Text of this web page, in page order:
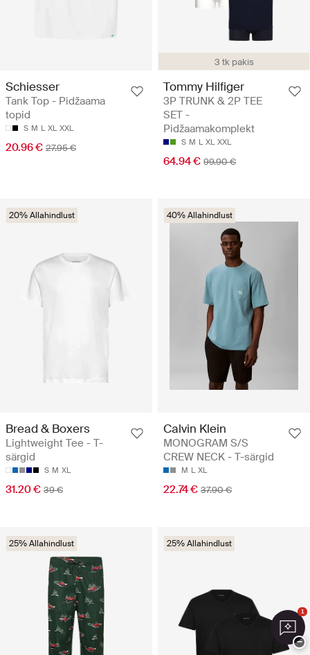
Schiesser
Tank Top - Pidžaama
topid
S M L XL XXL
20.96 € 27.95 €
3 tk pakis
Tommy Hilfiger
3P TRUNK & 2P TEE
SET -
Pidžaamakomplekt
S M L XL XXL
64.94 € 99.90 €
20% Allahindlust
Bread & Boxers
Lightweight Tee - T-
särgid
S M XL
31.20 € 39 €
40% Allahindlust
Calvin Klein
MONOGRAM S/S
CREW NECK - T-särgid
M L XL
22.74 € 37.90 €
25% Allahindlust 25% Allahindlust
1
−